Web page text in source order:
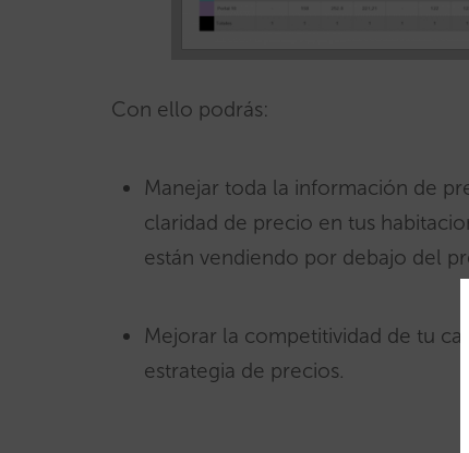
Con ello podrás:
Manejar toda la información de
claridad de precio en tus
están vendiendo por debajo del
Mejorar la competitividad de tu
estrategia de precios.